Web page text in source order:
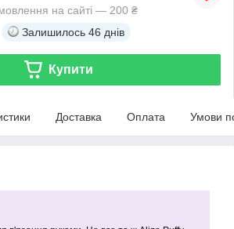
на сайті — 200 ₴
Залишилось 46 днів
Купити
Доставка Оплата Умови